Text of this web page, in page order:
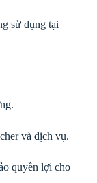
sử dụng tại
và dịch vụ.
quyền lợi cho